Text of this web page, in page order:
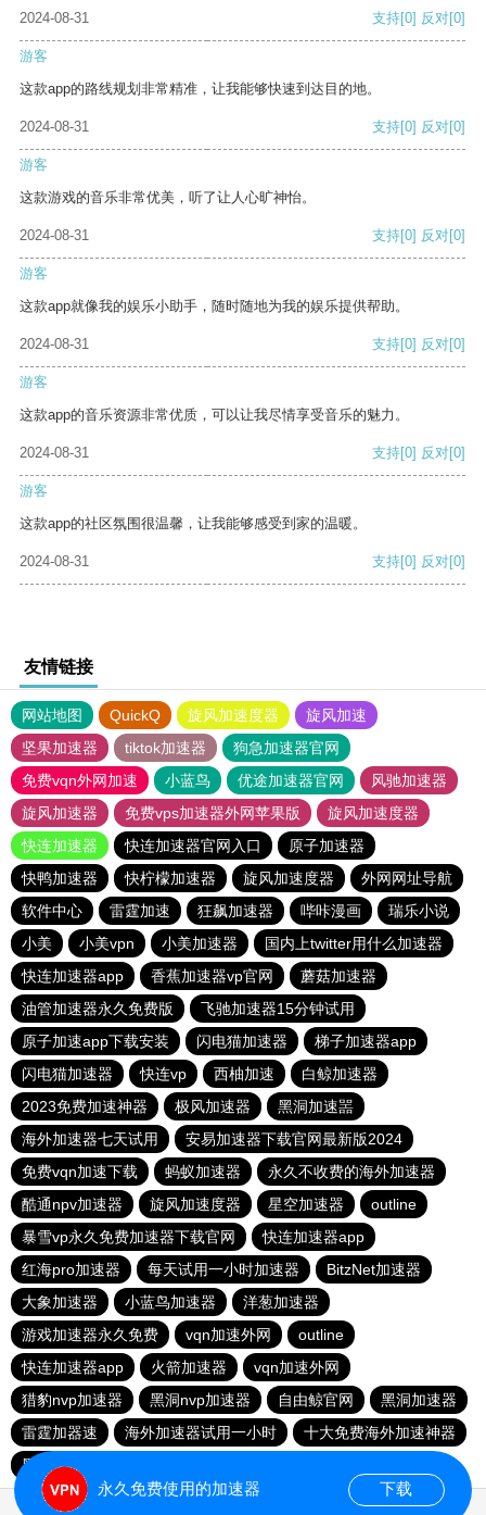
2024-08-31 支持[0] 反对[0]
游客
这款app的路线规划非常精准，让我能够快速到达目的地。
2024-08-31 支持[0] 反对[0]
游客
这款游戏的音乐非常优美，听了让人心旷神怡。
2024-08-31 支持[0] 反对[0]
游客
这款app就像我的娱乐小助手，随时随地为我的娱乐提供帮助。
2024-08-31 支持[0] 反对[0]
游客
这款app的音乐资源非常优质，可以让我尽情享受音乐的魅力。
2024-08-31 支持[0] 反对[0]
游客
这款app的社区氛围很温馨，让我能够感受到家的温暖。
2024-08-31 支持[0] 反对[0]
友情链接
网站地图 QuickQ 旋风加速度器
旋风加速
坚果加速器
tiktok加速器
狗急加速器官网
免费vqn外网加速
小蓝鸟 优途加速器官网
风驰加速器
旋风加速器
免费vps加速器外网苹果版
旋风加速度器
快连加速器
快连加速器官网入口
原子加速器
快鸭加速器
快柠檬加速器 旋风加速度器
外网网址导航
软件中心
雷霆加速 狂飙加速器 哔咔漫画
瑞乐小说
小美
小美vpn 小美加速器
国内上twitter用什么加速器
快连加速器app
香蕉加速器vp官网
蘑菇加速器
油管加速器永久免费版
飞驰加速器15分钟试用
原子加速app下载安装
闪电猫加速器
梯子加速器app
闪电猫加速器
快连vp 西柚加速
白鲸加速器
2023免费加速神器
极风加速器
黑洞加速噐
海外加速器七天试用
安易加速器下载官网最新版2024
免费vqn加速下载
蚂蚁加速器
永久不收费的海外加速器
酷通npv加速器
旋风加速度器 星空加速器
outline
暴雪vp永久免费加速器下载官网
快连加速器app
红海pro加速器
每天试用一小时加速器
BitzNet加速器
大象加速器
小蓝鸟加速器
洋葱加速器
游戏加速器永久免费
vqn加速外网
outline
快连加速器app
火箭加速器
vqn加速外网
猎豹nvp加速器
黑洞nvp加速器 自由鲸官网
黑洞加速器
雷霆加器速
海外加速器试用一小时
十大免费海外加速神器
黑洞加速器下载永久免费版
永久免费使用的加速器 下载